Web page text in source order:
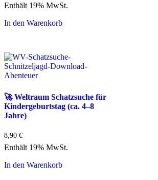
Enthält 19% MwSt.
In den Warenkorb
🚀 Weltraum Schatzsuche für
Kindergeburtstag (ca. 4–8
Jahre)
8,90 €
Enthält 19% MwSt.
In den Warenkorb